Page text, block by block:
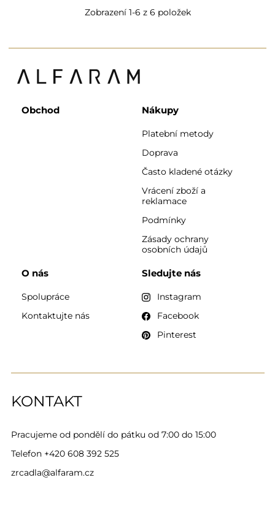
Zobrazení 1-6 z 6 položek
KONTAKT
Pracujeme od pondělí do pátku od 7:00 do 15:00
Telefon +420 608 392 525
zrcadla@alfaram.cz
Obchod Nákupy
Platební metody
Doprava
Často kladené otázky
Vrácení zboží a
reklamace
Podmínky
Zásady ochrany
osobních údajů
O nás
Spolupráce
Kontaktujte nás
Sledujte nás
Instagram
Facebook
Pinterest